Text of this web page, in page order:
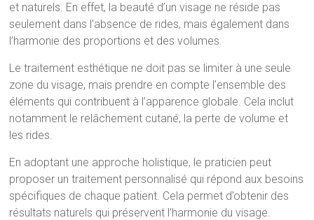
et naturels. En effet, la beauté d’un visage ne réside pas
seulement dans l’absence de rides, mais également dans
l’harmonie des proportions et des volumes.
Le traitement esthétique ne doit pas se limiter à une seule
zone du visage, mais prendre en compte l’ensemble des
éléments qui contribuent à l’apparence globale. Cela inclut
notamment le relâchement cutané, la perte de volume et
les rides.
En adoptant une approche holistique, le praticien peut
proposer un traitement personnalisé qui répond aux besoins
spécifiques de chaque patient. Cela permet d’obtenir des
résultats naturels qui préservent l’harmonie du visage.